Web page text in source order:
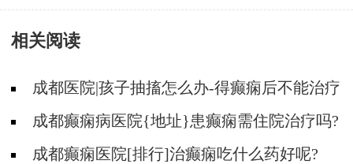
意事项
相关阅读
成都医院|孩子抽搐怎么办-得癫痫后不能治疗
吗?成都癫痫病医院{地址}患癫痫需住院治疗吗?
成都癫痫医院[排行]治癫痫吃什么药好呢?